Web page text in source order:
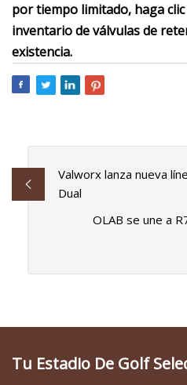
por tiempo limitado, haga
inventario de válvulas de
existencia.
Valworx lanza nueva
Dual
OLAB se une a
Tu Estadio De Golf